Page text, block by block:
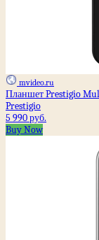
mvideo.ru
Планшет Prestigio
Prestigio
5 990 руб.
Buy Now